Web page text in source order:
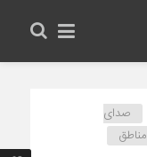
صدای
مناطق